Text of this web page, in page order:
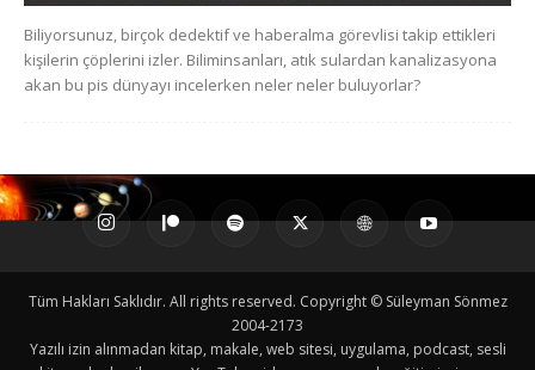
Biliyorsunuz, birçok dedektif ve haberalma görevlisi takip ettikleri
kişilerin çöplerini izler. Biliminsanları, atık sulardan kanalizasyona
akan bu pis dünyayı incelerken neler neler buluyorlar?
Tüm Hakları Saklıdır. All rights reserved. Copyright © Süleyman Sönmez
2004-2173
Yazılı izin alınmadan kitap, makale, web sitesi, uygulama, podcast, sesli